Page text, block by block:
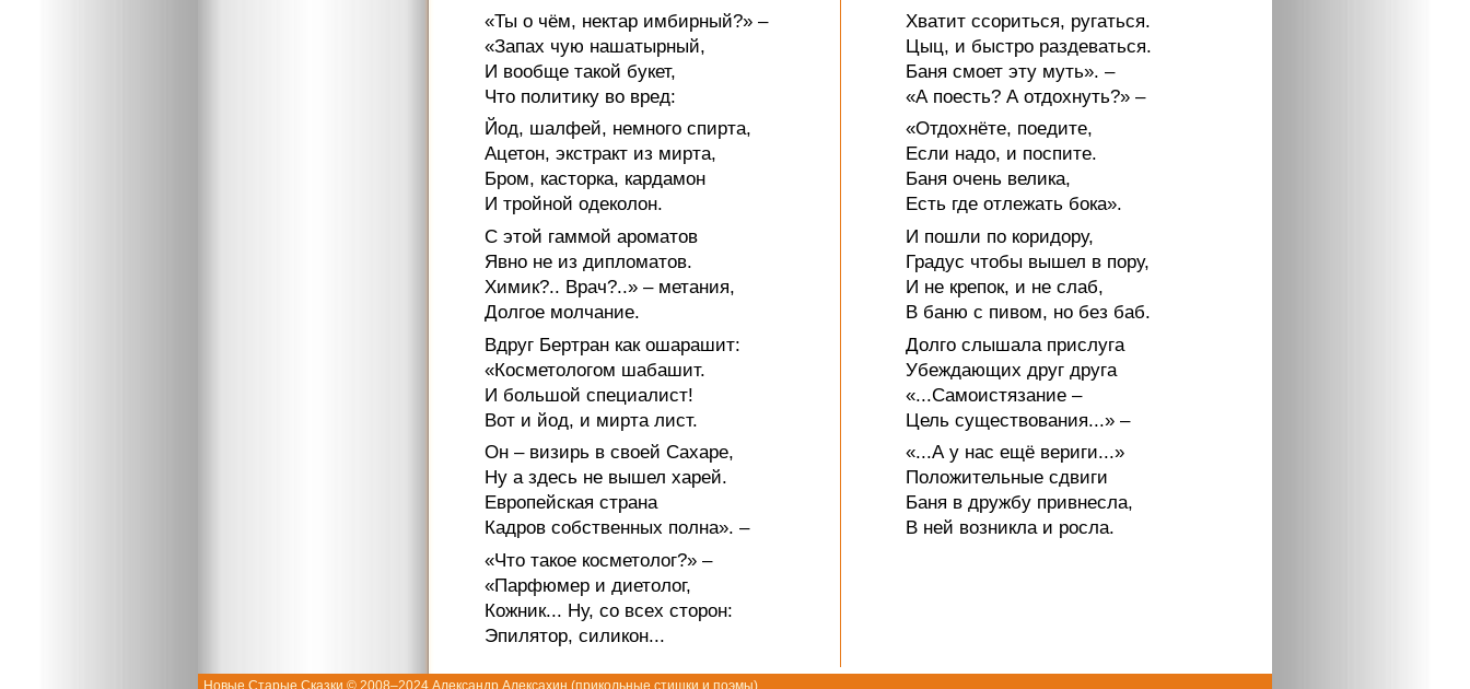
«Ты о чём, нектар имбирный?» –
«Запах чую нашатырный,
И вообще такой букет,
Что политику во вред:
Йод, шалфей, немного спирта,
Ацетон, экстракт из мирта,
Бром, касторка, кардамон
И тройной одеколон.
С этой гаммой ароматов
Явно не из дипломатов.
Химик?.. Врач?..» – метания,
Долгое молчание.
Вдруг Бертран как ошарашит:
«Косметологом шабашит.
И большой специалист!
Вот и йод, и мирта лист.
Он – визирь в своей Сахаре,
Ну а здесь не вышел харей.
Европейская страна
Кадров собственных полна». –
«Что такое косметолог?» –
«Парфюмер и диетолог,
Кожник... Ну, со всех сторон:
Эпилятор, силикон...
Хватит ссориться, ругаться.
Цыц, и быстро раздеваться.
Баня смоет эту муть». –
«А поесть? А отдохнуть?» –
«Отдохнёте, поедите,
Если надо, и поспите.
Баня очень велика,
Есть где отлежать бока».
И пошли по коридору,
Градус чтобы вышел в пору,
И не крепок, и не слаб,
В баню с пивом, но без баб.
Долго слышала прислуга
Убеждающих друг друга
«...Самоистязание –
Цель существования...» –
«...А у нас ещё вериги...»
Положительные сдвиги
Баня в дружбу привнесла,
В ней возникла и росла.
Новые Старые Сказки © 2008–2024 Александр Алексахин (прикольные стишки и поэмы)